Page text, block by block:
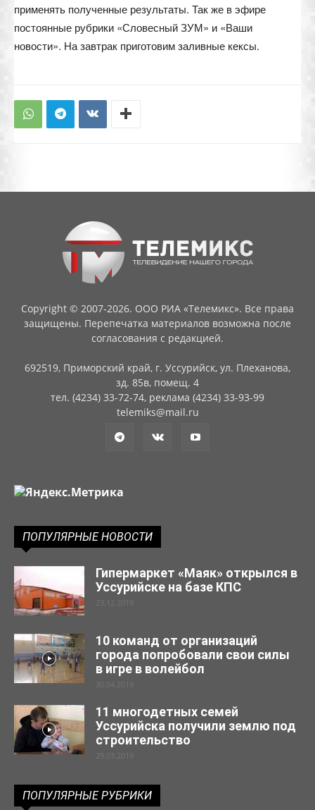
применять полученные результаты. Так же в эфире
постоянные рубрики «Словесный ЗУМ» и «Ваши
новости». На завтрак приготовим заливные кексы.
Copyright © 2007-2026. ООО РИА «Телемикс». Все права
защищены. Перепечатка материалов возможна после
согласования с редакцией.
692519, Приморский край, г. Уссурийск, ул. Плеханова,
зд. 85в, помещ. 4
тел. (4234) 33-72-74, реклама (4234) 33-93-99
telemiks@mail.ru
ПОПУЛЯРНЫЕ НОВОСТИ
Гипермаркет «Маяк» открылся в
Уссурийске на базе КПС
23.12.2019
10 команд от организаций
города попробовали свои силы
в игре в волейбол
30.04.2019
11 многодетных семей
Уссурийска получили землю под
строительство
29.03.2019
ПОПУЛЯРНЫЕ РУБРИКИ